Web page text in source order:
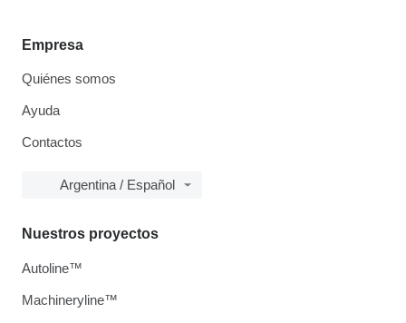
Empresa
Quiénes somos
Ayuda
Contactos
Argentina / Español
Nuestros proyectos
Autoline™
Machineryline™